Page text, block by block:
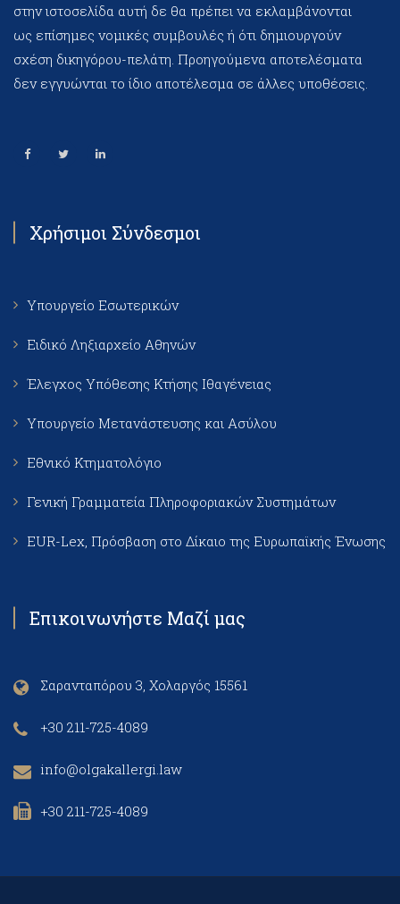
στην ιστοσελίδα αυτή δε θα πρέπει να εκλαμβάνονται
ως επίσημες νομικές συμβουλές ή ότι δημιουργούν
σχέση δικηγόρου-πελάτη. Προηγούμενα αποτελέσματα
δεν εγγυώνται το ίδιο αποτέλεσμα σε άλλες υποθέσεις.
Χρήσιμοι Σύνδεσμοι
Υπουργείο Εσωτερικών
Ειδικό Ληξιαρχείο Αθηνών
Έλεγχος Υπόθεσης Κτήσης Ιθαγένειας
Υπουργείο Μετανάστευσης και Ασύλου
Εθνικό Κτηματολόγιο
Γενική Γραμματεία Πληροφοριακών Συστημάτων
EUR-Lex, Πρόσβαση στο Δίκαιο της Ευρωπαϊκής Ένωσης
Επικοινωνήστε Μαζί μας
Σαρανταπόρου 3, Χολαργός 15561
+30 211-725-4089
info@olgakallergi.law
+30 211-725-4089